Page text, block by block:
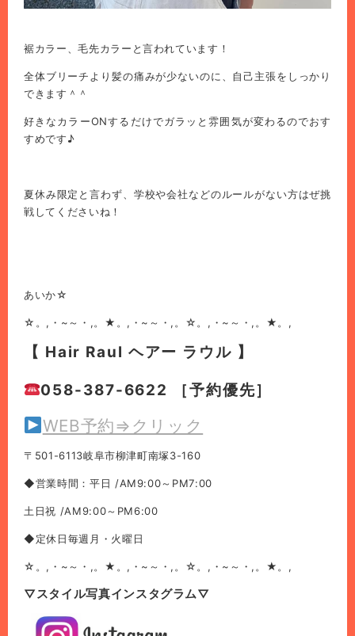
裾カラー、毛先カラーと言われています！
全体ブリーチより髪の痛みが少ないのに、自己主張をしっかり
できます＾＾
好きなカラーONするだけでガラッと雰囲気が変わるのでおす
すめです♪
夏休み限定と言わず、学校や会社などのルールがない方はぜ挑
戦してくださいね！
あいか☆
☆。,・~～・,。★。,・~～・,。☆。,・~～・,。★。,
【 Hair Raul ヘアー ラウル 】
058-387-6622 ［予約優先］
WEB予約⇒クリック
〒501-6113岐阜市柳津町南塚3-160
◆営業時間：平日 /AM9:00～PM7:00
土日祝 /AM9:00～PM6:00
◆定休日毎週月・火曜日
☆。,・~～・,。★。,・~～・,。☆。,・~～・,。★。,
▽スタイル写真インスタグラム▽